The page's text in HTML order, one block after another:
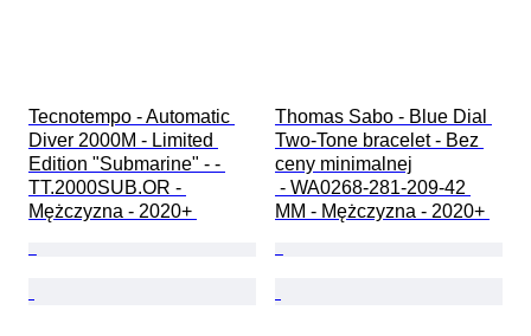
Tecnotempo - Automatic
Diver 2000M - Limited
Edition "Submarine" - -
TT.2000SUB.OR -
Mężczyzna - 2020+
Thomas Sabo - Blue Dial
Two-Tone bracelet - Bez
ceny minimalnej
MM - Mężczyzna - 2020+